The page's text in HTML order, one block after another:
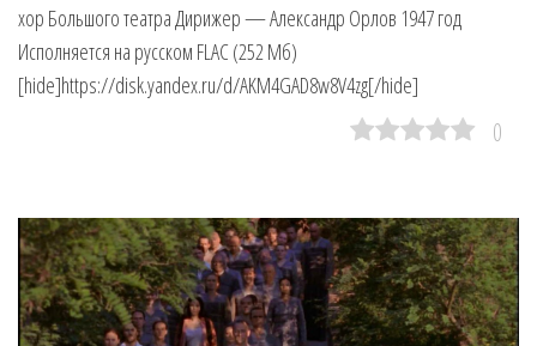
хор Большого театра Дирижер — Александр Орлов 1947 год
Исполняется на русском FLAC (252 Мб)
[hide]https://disk.yandex.ru/d/AKM4GAD8w8V4zg[/hide]
0